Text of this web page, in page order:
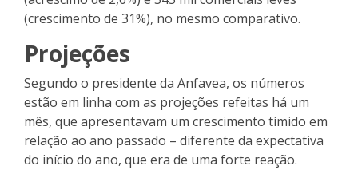
(crescimento de 31%), no mesmo comparativo.
Projeções
Segundo o presidente da Anfavea, os números
estão em linha com as projeções refeitas há um
mês, que apresentavam um crescimento tímido em
relação ao ano passado – diferente da expectativa
do início do ano, que era de uma forte reação.